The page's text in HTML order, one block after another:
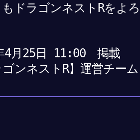
ドラゴンネストRをよ
4月25日 11:00 掲載
ゴンネストR】運営チーム